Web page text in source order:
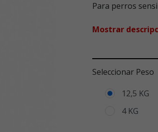
Para perros
Mostrar
Seleccionar Peso
12,5 KG
4 KG